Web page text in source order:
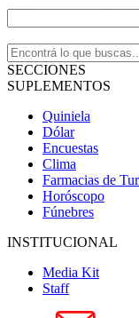
SECCIONES
SUPLEMENTOS
Quiniela
Dólar
Encuestas
Clima
Farmacias de
Horóscopo
Fúnebres
INSTITUCIONAL
Media Kit
Staff